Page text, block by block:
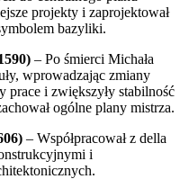
projekty i zaprojektował
bazyliki.
– Po śmierci Michała
wprowadzając zmiany
prace i zwiększyły stabilność
ogólne plany mistrza.
– Współpracował z della
i